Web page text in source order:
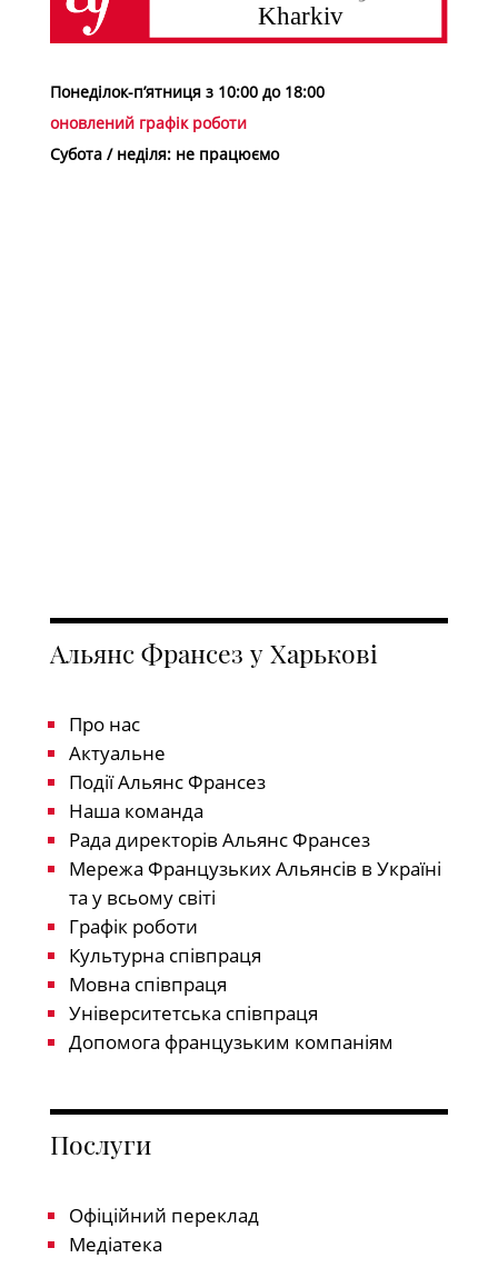
Понеділок-п’ятниця з 10:00 до 18:00
оновлений графік роботи
Субота / неділя: не працюємо
Альянс Франсез у Харькові
Про нас
Актуальне
Події Альянс Франсез
Наша команда
Рада директорів Альянс Франсез
Мережа Французьких Альянсів в Україні
та у всьому світі
Графік роботи
Культурна співпраця
Мовна співпраця
Університетська співпраця
Допомога французьким компаніям
Послуги
Офіційний переклад
Медіатека